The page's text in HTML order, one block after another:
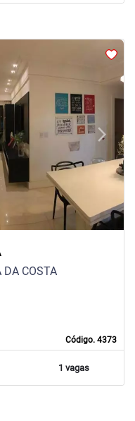
arrow_forward_iosNext
Código. 4373
COSTA
1 vagas